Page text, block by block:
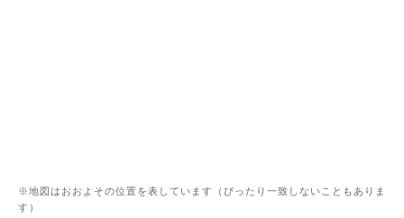
※地図はおおよその位置を表しています（ぴったり一致しないこともありま
す）